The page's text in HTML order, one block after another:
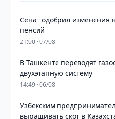
Сенат одобрил изменения
пенсий
21:00 · 07/08
В Ташкенте переводят
двухэтапную систему
14:49 · 06/08
Узбекским
выращивать скот в